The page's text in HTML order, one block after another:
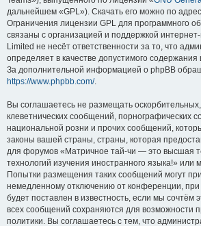
дальнейшем «GPL»). Скачать его можно по
Ограничения лицензии GPL для программного
связаны с организацией и поддержкой
Limited не несёт ответственности за то, что
определяет в качестве допустимого
За дополнительной информацией о phpBB
https://www.phpbb.com/.
Вы соглашаетесь не размещать
клеветнических сообщений, порнографических
национальной розни и прочих сообщений,
законы вашей страны, страны, которая
для форумов «Матричное тай-чи — это высшая
технологий изучения иностранного языка!» или
Попытки размещения таких сообщений могут
немедленному отключению от конференции,
будет поставлен в известность, если мы сочтём
всех сообщений сохраняются для возможности
политики. Вы соглашаетесь с тем, что